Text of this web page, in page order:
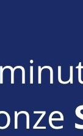
à transformer
offre une
design sportif
série de tous les